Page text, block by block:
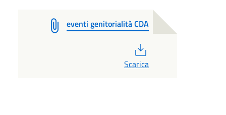
eventi genitorialità CDA
Scarica